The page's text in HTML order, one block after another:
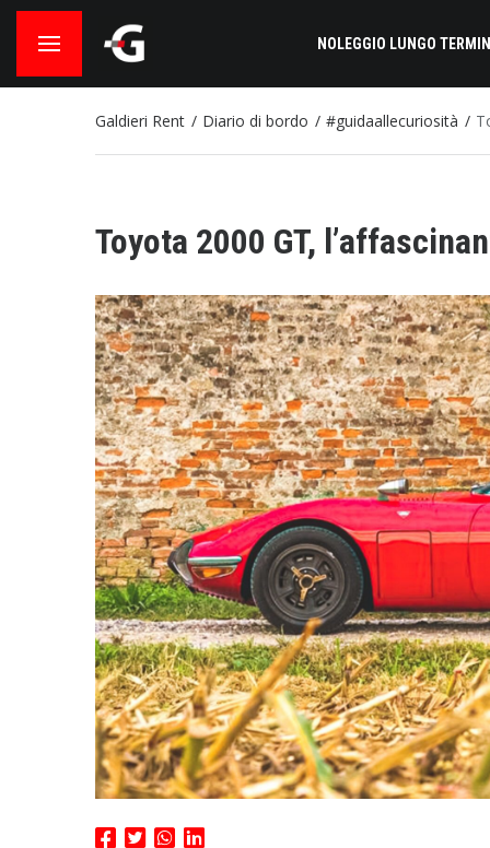
NOLEGGIO LUNGO
Galdieri Rent Diario di bordo #guidaallecuriosità
Toyota 2000 GT,